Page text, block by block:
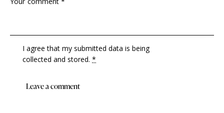
I agree that my submitted data is being
collected and stored.*